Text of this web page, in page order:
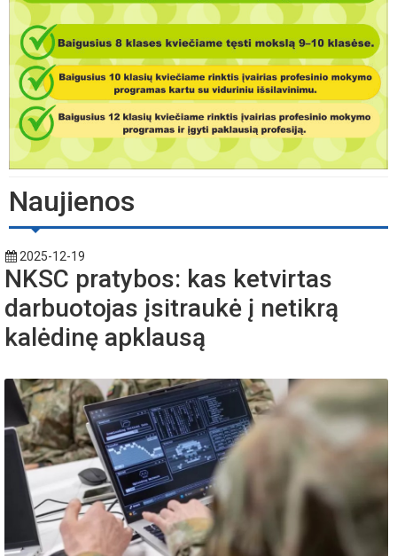
Naujienos
2025-12-19
NKSC pratybos: kas ketvirtas
darbuotojas įsitraukė į netikrą
kalėdinę apklausą